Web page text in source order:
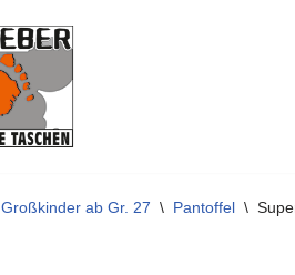
Großkinder ab Gr. 27 \ Pantoffel \